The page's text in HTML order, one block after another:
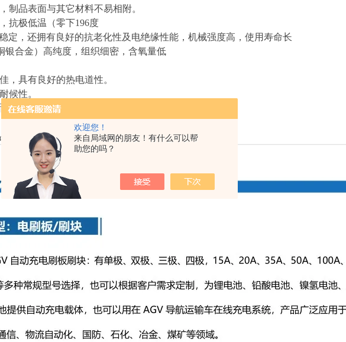
欢迎您！
来自局域网的朋友！有什么可以帮
助您的吗？
制品表面与其它材料不易相附。
抗极低温（零下196度
定，还拥有良好的抗老化性及电绝缘性能，机械强度高，使用寿命长
银合金）高纯度，组织细密，含氧量低
，具有良好的热电道性。
候性。
铜件表面均做防氧化处理
可以根据客户要求或图纸进行定制！